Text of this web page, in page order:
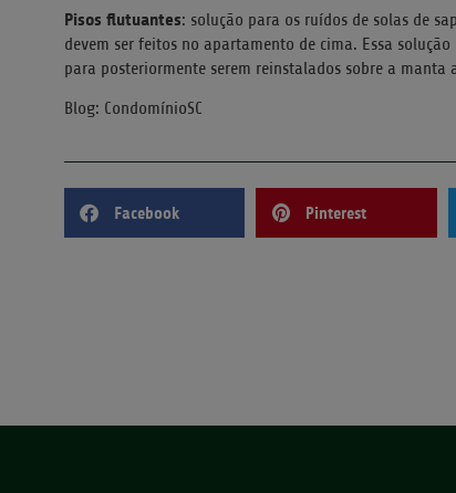
Pisos flutuantes: solução para os ruídos de solas de
devem ser feitos no apartamento de cima. Essa
para posteriormente serem reinstalados sobre a manta
Blog: CondomínioSC
Facebook Pinterest